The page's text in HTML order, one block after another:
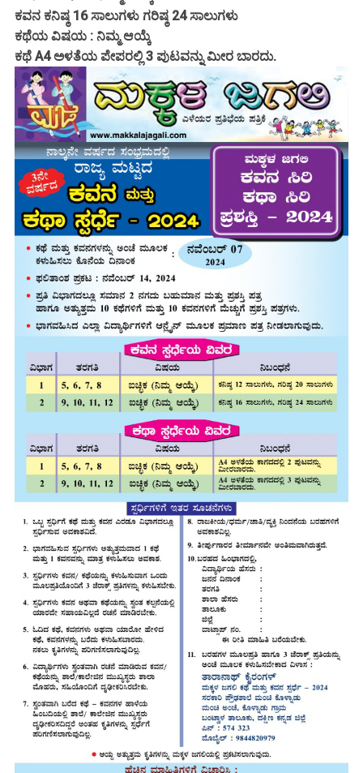
ಕವನ ಕನಿಷ್ಠ 16 ಸಾಲುಗಳು ಗರಿಷ್ಠ 24 ಸಾಲುಗಳು
ಕಥೆಯ ವಿಷಯ : ನಿಮ್ಮ ಆಯ್ಕೆ
ಕಥೆ A4 ಅಳತೆಯ ಪೇಪರಲ್ಲಿ 3 ಪುಟವನ್ನು ಮೀರ ಬಾರದು.